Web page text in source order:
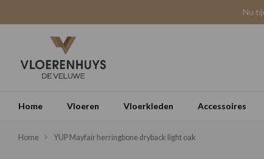
Nu
Home Vloeren Vloerkleden Accessoires
Home YUP Mayfair herringbone dryback light oak